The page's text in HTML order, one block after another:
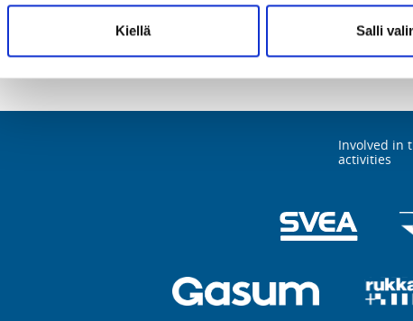
Kiellä Salli
Involved in
activities